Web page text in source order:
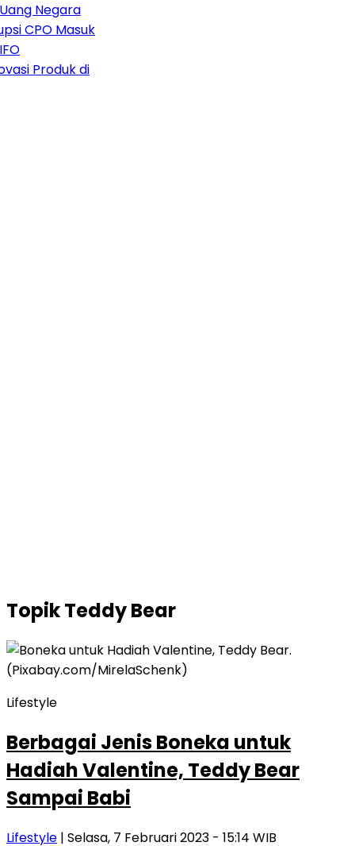
Negara
CPO Masuk
Produk di
TopikTeddy Bear
Lifestyle
Berbagai Jenis Boneka untuk
Hadiah Valentine, Teddy Bear
Sampai Babi
Lifestyle | Selasa, 7 Februari 2023 - 15:14 WIB